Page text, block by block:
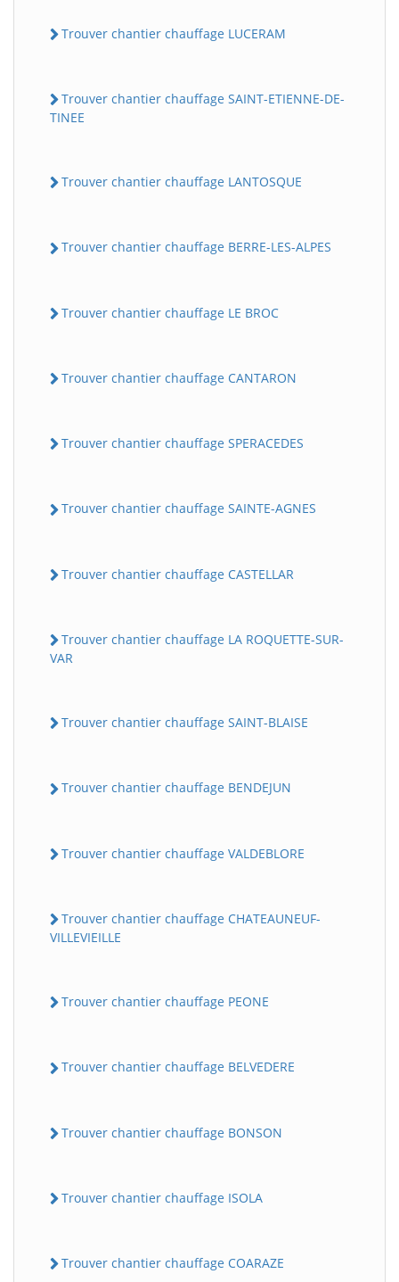
Trouver chantier chauffage LUCERAM
Trouver chantier chauffage SAINT-ETIENNE-DE-
TINEE
Trouver chantier chauffage LANTOSQUE
Trouver chantier chauffage BERRE-LES-ALPES
Trouver chantier chauffage LE BROC
Trouver chantier chauffage CANTARON
Trouver chantier chauffage SPERACEDES
Trouver chantier chauffage SAINTE-AGNES
Trouver chantier chauffage CASTELLAR
Trouver chantier chauffage LA ROQUETTE-SUR-
VAR
Trouver chantier chauffage SAINT-BLAISE
Trouver chantier chauffage BENDEJUN
Trouver chantier chauffage VALDEBLORE
Trouver chantier chauffage CHATEAUNEUF-
VILLEVIEILLE
Trouver chantier chauffage PEONE
Trouver chantier chauffage BELVEDERE
Trouver chantier chauffage BONSON
Trouver chantier chauffage ISOLA
Trouver chantier chauffage COARAZE